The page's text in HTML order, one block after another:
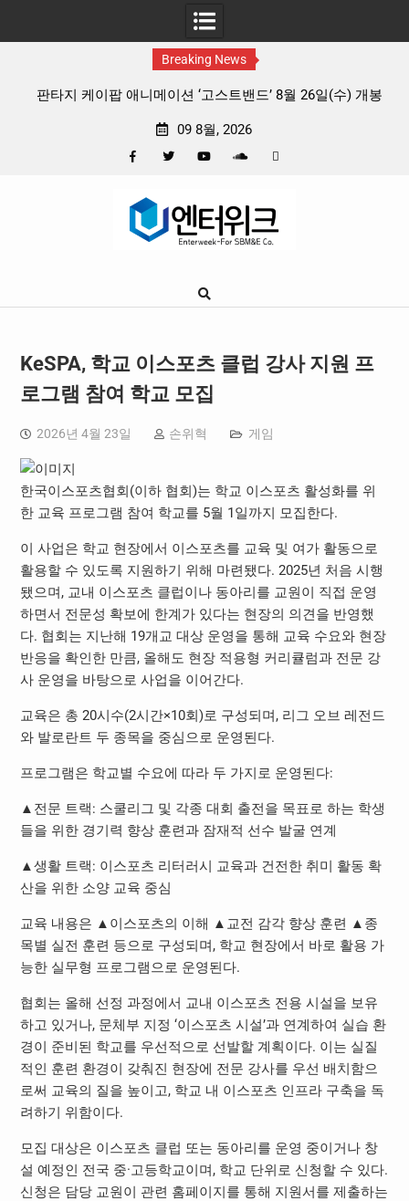
Breaking News
판타지 케이팝 애니메이션 ‘고스트밴드’ 8월 26일(수) 개봉
09 8월, 2026
Google
KeSPA, 학교 이스포츠 클럽 강사 지원 프
로그램 참여 학교 모집
2026년 4월 23일 손위혁 게임
한국이스포츠협회(이하 협회)는 학교 이스포츠 활성화를 위
한 교육 프로그램 참여 학교를 5월 1일까지 모집한다.
이 사업은 학교 현장에서 이스포츠를 교육 및 여가 활동으로
활용할 수 있도록 지원하기 위해 마련됐다. 2025년 처음 시행
됐으며, 교내 이스포츠 클럽이나 동아리를 교원이 직접 운영
하면서 전문성 확보에 한계가 있다는 현장의 의견을 반영했
다. 협회는 지난해 19개교 대상 운영을 통해 교육 수요와 현장
반응을 확인한 만큼, 올해도 현장 적용형 커리큘럼과 전문 강
사 운영을 바탕으로 사업을 이어간다.
교육은 총 20시수(2시간×10회)로 구성되며, 리그 오브 레전드
와 발로란트 두 종목을 중심으로 운영된다.
프로그램은 학교별 수요에 따라 두 가지로 운영된다:
▲전문 트랙: 스쿨리그 및 각종 대회 출전을 목표로 하는 학생
들을 위한 경기력 향상 훈련과 잠재적 선수 발굴 연계
▲생활 트랙: 이스포츠 리터러시 교육과 건전한 취미 활동 확
산을 위한 소양 교육 중심
교육 내용은 ▲이스포츠의 이해 ▲교전 감각 향상 훈련 ▲종
목별 실전 훈련 등으로 구성되며, 학교 현장에서 바로 활용 가
능한 실무형 프로그램으로 운영된다.
협회는 올해 선정 과정에서 교내 이스포츠 전용 시설을 보유
하고 있거나, 문체부 지정 ‘이스포츠 시설’과 연계하여 실습 환
경이 준비된 학교를 우선적으로 선발할 계획이다. 이는 실질
적인 훈련 환경이 갖춰진 현장에 전문 강사를 우선 배치함으
로써 교육의 질을 높이고, 학교 내 이스포츠 인프라 구축을 독
려하기 위함이다.
모집 대상은 이스포츠 클럽 또는 동아리를 운영 중이거나 창
설 예정인 전국 중·고등학교이며, 학교 단위로 신청할 수 있다.
신청은 담당 교원이 관련 홈페이지를 통해 지원서를 제출하는